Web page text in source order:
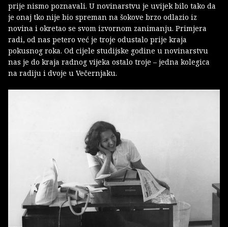
prije nismo poznavali. U novinarstvu je uvijek bilo tako da
je onaj tko nije bio spreman na šokove brzo odlazio iz
novina i okretao se svom izvornom zanimanju. Primjera
radi, od nas petero već je troje odustalo prije kraja
pokusnog roka. Od cijele studijske godine u novinarstvu
nas je do kraja radnog vijeka ostalo troje – jedna kolegica
na radiju i dvoje u Večernjaku.